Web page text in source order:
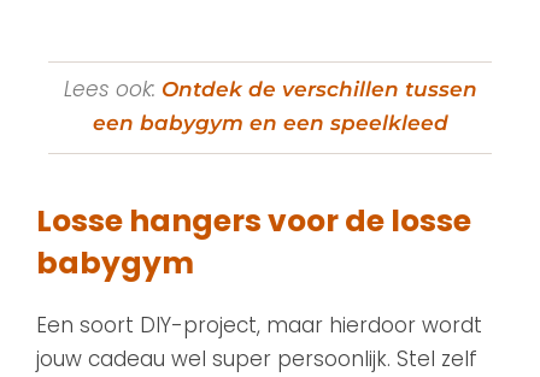
Lees ook: Ontdek de verschillen tussen
een babygym en een speelkleed
Losse hangers voor de losse
babygym
Een soort DIY-project, maar hierdoor wordt
jouw cadeau wel super persoonlijk. Stel zelf